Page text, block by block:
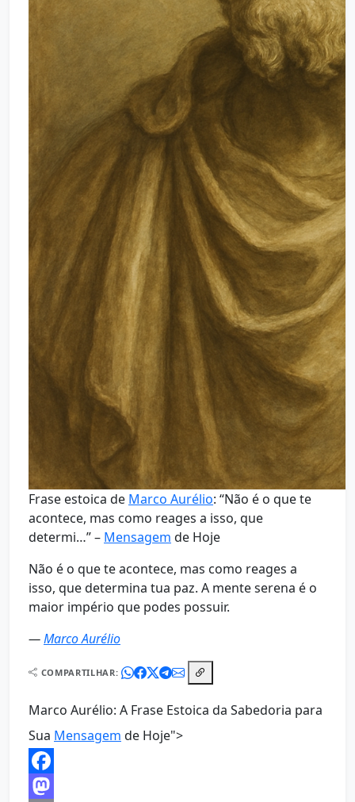
Frase estoica de Marco Aurélio: “Não é o que te
acontece, mas como reages a isso, que
determi…” – Mensagem de Hoje
Não é o que te acontece, mas como reages a
isso, que determina tua paz. A mente serena é o
maior império que podes possuir.
—Marco Aurélio
COMPARTILHAR:
Marco Aurélio: A Frase Estoica da Sabedoria para
Sua Mensagem de Hoje">
Facebook